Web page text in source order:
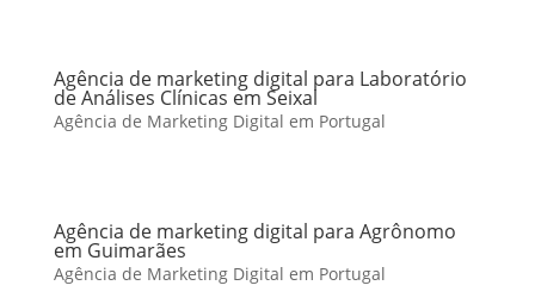
Agência de marketing digital para Laboratório
de Análises Clínicas em Seixal
Agência de Marketing Digital em Portugal
Agência de marketing digital para Agrônomo
em Guimarães
Agência de Marketing Digital em Portugal